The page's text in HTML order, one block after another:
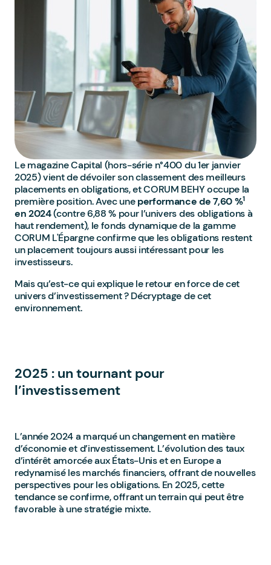
Le magazine Capital (hors-série n°400 du 1er janvier
2025) vient de dévoiler son classement des meilleurs
placements en obligations, et CORUM BEHY occupe la
première position. Avec uneperformance de 7,60 %1
en 2024(contre 6,88 % pour l’univers des obligations à
haut rendement), le fonds dynamique de la gamme
CORUM L'Épargne confirme que les obligations restent
un placement toujours aussi intéressant pour les
investisseurs.
Mais qu’est-ce qui explique le retour en force de cet
univers d’investissement ? Décryptage de cet
environnement.
2025 : un tournant pour
l’investissement
L’année 2024 a marqué un changement en matière
d’économie et d’investissement. L’évolution des taux
d’intérêt amorcée aux États-Unis et en Europe a
redynamisé les marchés financiers, offrant de nouvelles
perspectives pour les obligations. En 2025, cette
tendance se confirme, offrant un terrain qui peut être
favorable à une stratégie mixte.